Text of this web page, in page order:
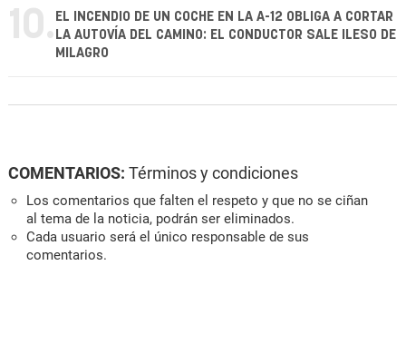
10. EL INCENDIO DE UN COCHE EN LA A-12 OBLIGA A CORTAR
LA AUTOVÍA DEL CAMINO: EL CONDUCTOR SALE ILESO DE
MILAGRO
COMENTARIOS: Términos y condiciones
Los comentarios que falten el respeto y que no se ciñan
al tema de la noticia, podrán ser eliminados.
Cada usuario será el único responsable de sus
comentarios.